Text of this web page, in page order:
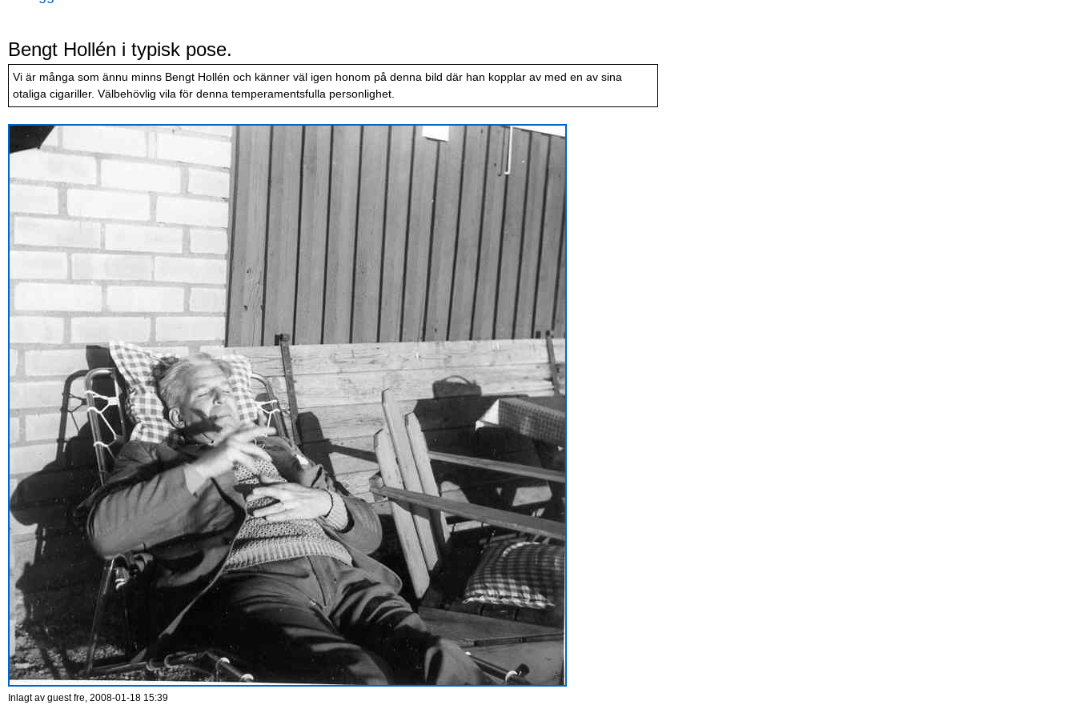
Bengt Hollén i typisk pose.
Vi är många som ännu minns Bengt Hollén och känner väl igen honom på denna bild där han kopplar av med en av sina
otaliga cigariller. Välbehövlig vila för denna temperamentsfulla personlighet.
Inlagt av guest fre, 2008-01-18 15:39